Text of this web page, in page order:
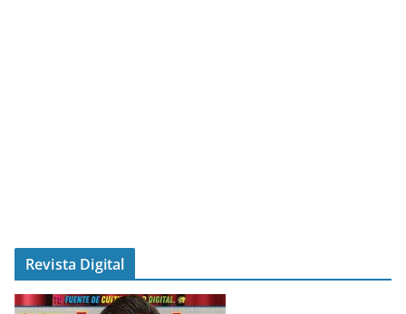
Revista Digital